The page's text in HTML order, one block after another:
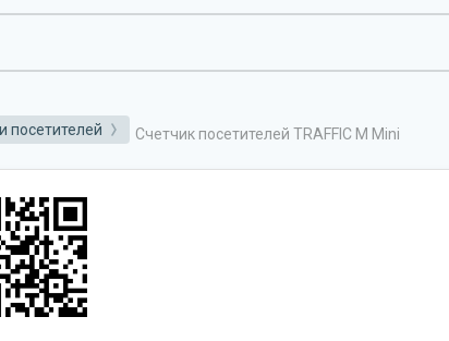
посетителей Счетчик посетителей TRAFFIC M Mini